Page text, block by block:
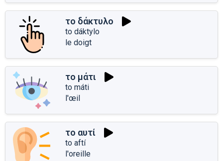
το δάκτυλο
to dáktylo
le doigt
το μάτι
to máti
l'œil
το αυτί
to aftí
l'oreille